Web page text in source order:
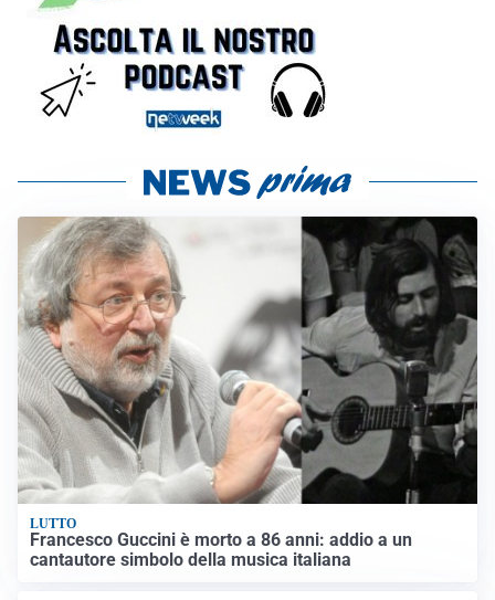
LUTTO
Francesco Guccini è morto a 86 anni: addio a un
cantautore simbolo della musica italiana